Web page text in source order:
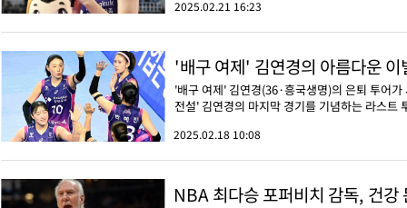
2025.02.21 16:23
'배구 여제' 김연경의 아름다운
'배구 여제' 김연경(36·흥국생명)의 은퇴 투어
전설' 김연경의 마지막 경기를 기념하는 라스트
2025.02.18 10:08
NBA 최다승 포퍼비치 감독, 건강